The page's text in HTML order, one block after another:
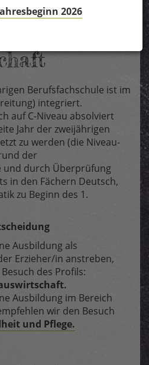
und
Berufsfachschule ist im
integriert.
auf C-Niveau absolviert
Jahr der zweijährigen
zu werden (die Niveau-
der
und durch Überprüfung
in den Fächern Deutsch,
zu Beginn des 1.
Ausbildung als
Erzieher/in anstreben,
des Profils:
Ausbildung im Bereich
wir den Besuch
und Pflege.
2026